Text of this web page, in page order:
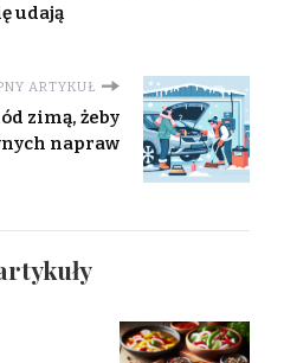
udają
ARTYKUŁ
zimą, żeby
napraw